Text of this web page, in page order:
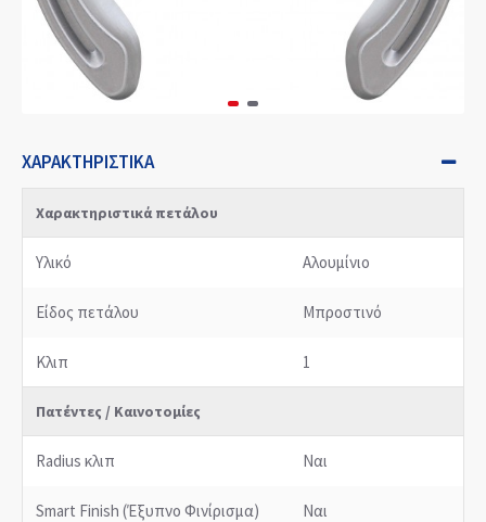
ΧΑΡΑΚΤΗΡΙΣΤΙΚΆ
Χαρακτηριστικά πετάλου
Υλικό Αλουμίνιο
Είδος πετάλου Μπροστινό
Κλιπ 1
Πατέντες / Καινοτομίες
Radius κλιπ Ναι
Smart Finish (Έξυπνο Φινίρισμα) Ναι